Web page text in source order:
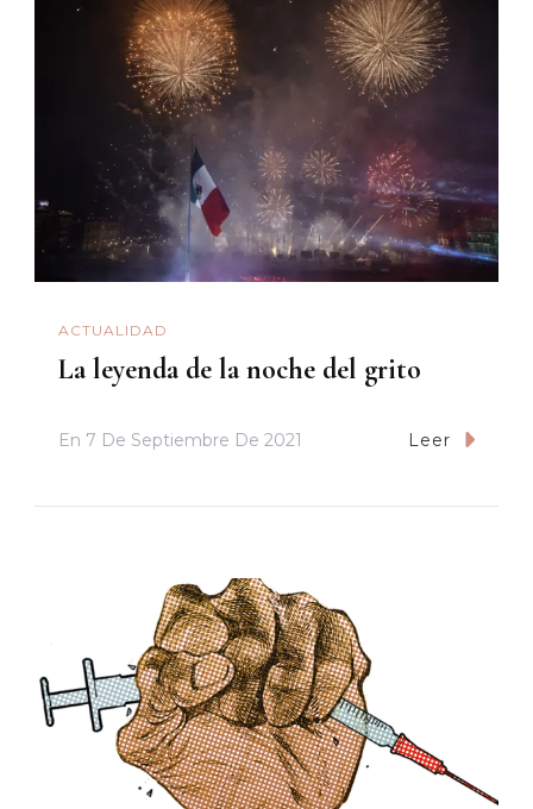
ACTUALIDAD
La leyenda de la noche del grito
En 7 De Septiembre De 2021 Leer